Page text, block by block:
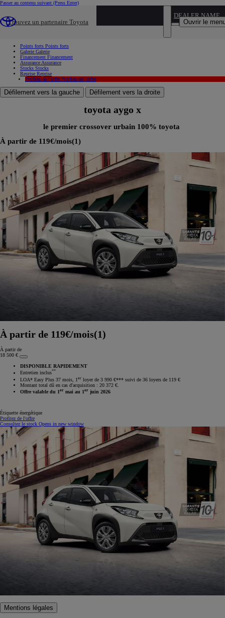
Passer au contenu suivant (Press Enter)
Trouvez un partenaire Toyota
DEALER NAME
Ouvrir le
Points forts Points forts
Galerie Galerie
Financement Financement
Assurance Assurance
Stocks Stocks
Reprise Reprise
Profitez de l'offre Profitez de l'offre
Défilement vers la gauche Défilement vers la droite
toyota aygo x
le premier crossover urbain 100% toyota
À partir de 119€/mois(1)
À partir de 119€/mois(1)
À partir de
18 500 €
DISPONIBLE RAPIDEMENT
Entretien inclus**
LOA* Easy Plus 37 mois, 1 er loyer de 3 990 €*** suivi de 36 loyers de 119 €
Montant total dû en cas d'acquisition : 20 372 €.
Offre valable du 1er mai au 1er juin 2026
Étiquette énergétique
Profitez de l'offre
Consultez le stock Opens in new window
Mentions légales